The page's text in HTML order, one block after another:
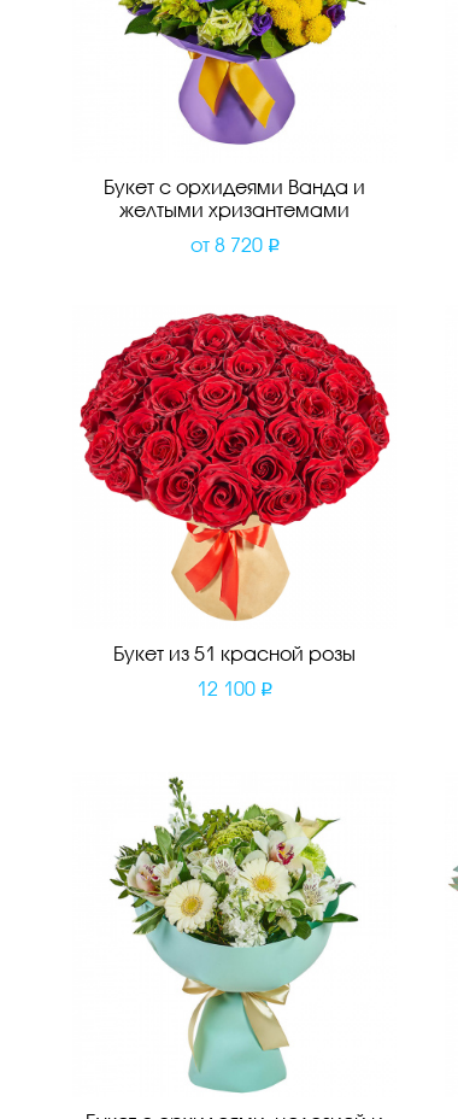
Букет с орхидеями Ванда и
желтыми хризантемами
от 8 720
Букет из 51 красной розы
12 100